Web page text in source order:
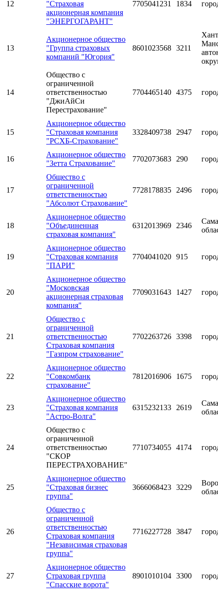
12
"Страховая
акционерная компания
"ЭНЕРГОГАРАНТ"
7705041231 1834
13
Акционерное общество
"Группа страховых
компаний "Югория"
8601023568 3211
14
Общество с
ограниченной
ответственностью
"ДжиАйСи
Перестрахование"
7704465140 4375
15
Акционерное общество
"Страховая компания
"РСХБ-Страхование"
3328409738 2947
16
Акционерное общество
"Зетта Страхование"
7702073683 290
17
Общество с
ограниченной
ответственностью
"Абсолют Страхование"
7728178835 2496
18
Акционерное общество
"Объединенная
страховая компания"
6312013969 2346
19
Акционерное общество
"Страховая компания
"ПАРИ"
7704041020 915
20
Акционерное общество
"Московская
акционерная страховая
компания"
7709031643 1427
21
Общество с
ограниченной
ответственностью
Страховая компания
"Газпром страхование"
7702263726 3398
22
Акционерное общество
"Совкомбанк
страхование"
7812016906 1675
23
Акционерное общество
"Страховая компания
"Астро-Волга"
6315232133 2619
24
Общество с
ограниченной
ответственностью
"СКОР
ПЕРЕСТРАХОВАНИЕ"
7710734055 4174
25
Акционерное общество
"Страховая бизнес
группа"
3666068423 3229
26
Общество с
ограниченной
ответственностью
Страховая компания
"Независимая страховая
группа"
7716227728 3847
27
Акционерное общество
Страховая группа
"Спасские ворота"
8901010104 3300